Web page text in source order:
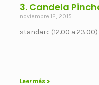
3. Candela
noviembre 12, 2015
standard (12.00 a 23.00)
Leer más »